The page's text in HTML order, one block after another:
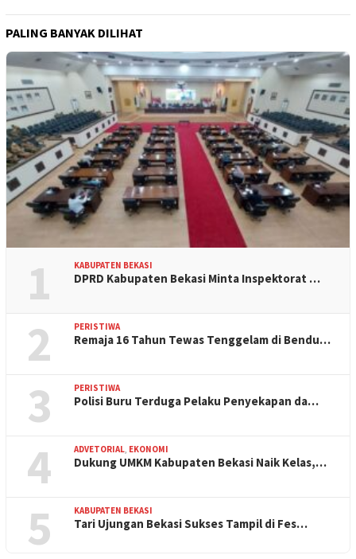
PALING BANYAK DILIHAT
1 KABUPATEN BEKASI
DPRD Kabupaten Bekasi Minta Inspektorat …
2 PERISTIWA
Remaja 16 Tahun Tewas Tenggelam di Bendu…
3 PERISTIWA
Polisi Buru Terduga Pelaku Penyekapan da…
4 ADVETORIAL, EKONOMI
Dukung UMKM Kabupaten Bekasi Naik Kelas,…
5 KABUPATEN BEKASI
Tari Ujungan Bekasi Sukses Tampil di Fes…